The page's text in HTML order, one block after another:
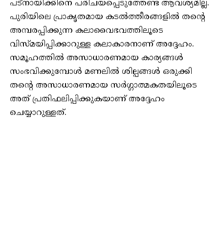
പട്‌നായിക്കിനെ പരിചയപ്പെടുത്തേണ്ട ആവശ്യമില്ല.
പുരിയിലെ പ്രാകൃതമായ കടൽത്തീരങ്ങളിൽ തന്റെ
അമ്പരപ്പിക്കുന്ന കലാവൈഭവത്തിലൂടെ
വിസ്മയിപ്പിക്കാറുള്ള കലാകാരനാണ് അദ്ദേഹം.
സമൂഹത്തിൽ അസാധാരണമായ കാര്യങ്ങൾ
സംഭവിക്കുമ്പോൾ മണലിൽ ശില്പങ്ങൾ ഒരുക്കി
തന്റെ അസാധാരണമായ സർഗ്ഗാത്മകതയിലൂടെ
അത് പ്രതിഫലിപ്പിക്കുകയാണ് അദ്ദേഹം
ചെയ്യാറുള്ളത്.